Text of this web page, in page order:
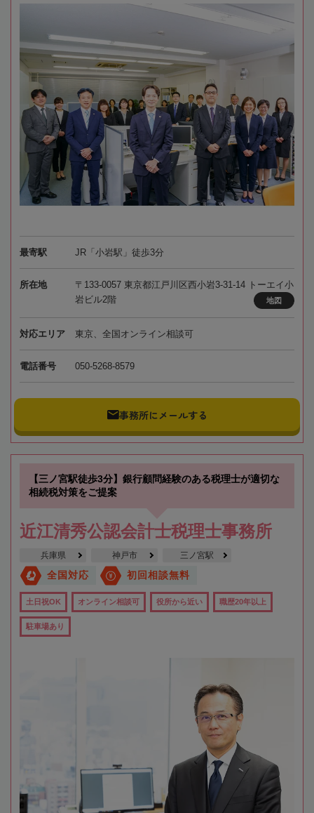
最寄駅 JR「小岩駅」徒歩3分
所在地
〒133-0057 東京都江戸川区西小岩3-31-14 トーエイ小
岩ビル2階
地図
対応エリア 東京、全国オンライン相談可
電話番号 050-5268-8579
事務所にメールする
【三ノ宮駅徒歩3分】銀行顧問経験のある税理士が適切な
相続税対策をご提案
近江清秀公認会計士税理士事務所
兵庫県 神戸市 三ノ宮駅
全国対応 初回相談無料
土日祝OK オンライン相談可 役所から近い 職歴20年以上
駐車場あり